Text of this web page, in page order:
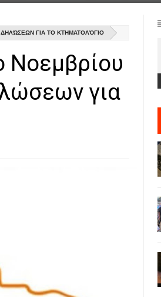
ΓΙΑ ΤΟ ΚΤΗΜΑΤΟΛΌΓΙΟ
Νοεμβρίου
για